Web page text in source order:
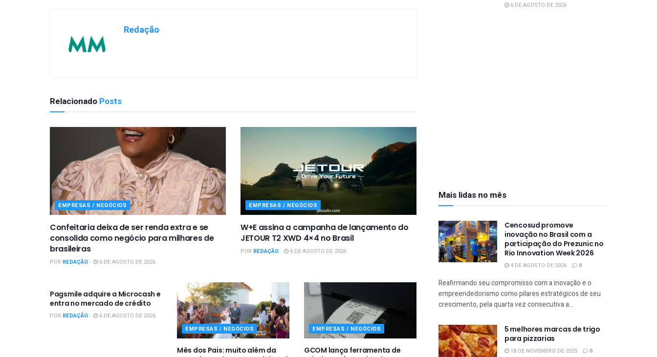
Redação
Relacionado Posts
EMPRESAS / NEGÓCIOS
Confeitaria deixa de ser renda extra e se
consolida como negócio para milhares de
brasileiras
POR REDAÇÃO 6 DE AGOSTO DE 2026
EMPRESAS / NEGÓCIOS
W+E assina a campanha de lançamento do
JETOUR T2 XWD 4×4 no Brasil
POR REDAÇÃO 6 DE AGOSTO DE 2026
Pagsmile adquire a Microcash e
entra no mercado de crédito
POR REDAÇÃO
6 DE AGOSTO DE 2026
EMPRESAS / NEGÓCIOS
Mês dos Pais: muito além da
EMPRESAS / NEGÓCIOS
GCOM lança ferramenta de
6 DE AGOSTO DE 2026
Mais lidas no mês
Cencosud promove
inovação no Brasil com a
participação do Prezunic no
Rio Innovation Week 2026
4 DE AGOSTO DE 2026 0
Reafirmando seu compromisso com a inovação e o
empreendedorismo como pilares estratégicos de seu
crescimento, pela quarta vez consecutiva a...
5 melhores marcas de trigo
para pizzarias
18 DE NOVEMBRO DE 2025 0